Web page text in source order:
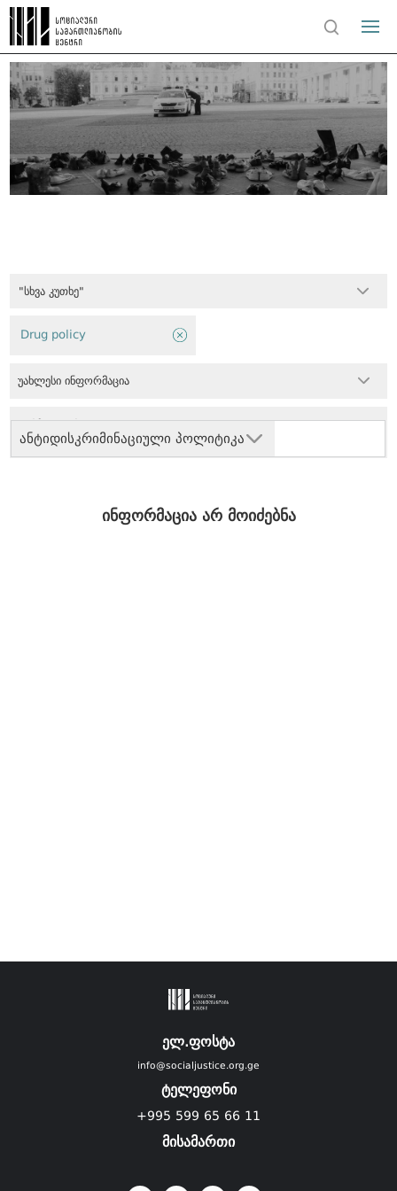
"სხვა კუთხე"
ანტიდისკრიმინაციული პოლიტიკა
Drug policy
უახლესი ინფორმაცია
ინფორმაცია არ მოიძებნა
ელ.ფოსტა
info@socialjustice.org.ge
ტელეფონი
+995 599 65 66 11
მისამართი